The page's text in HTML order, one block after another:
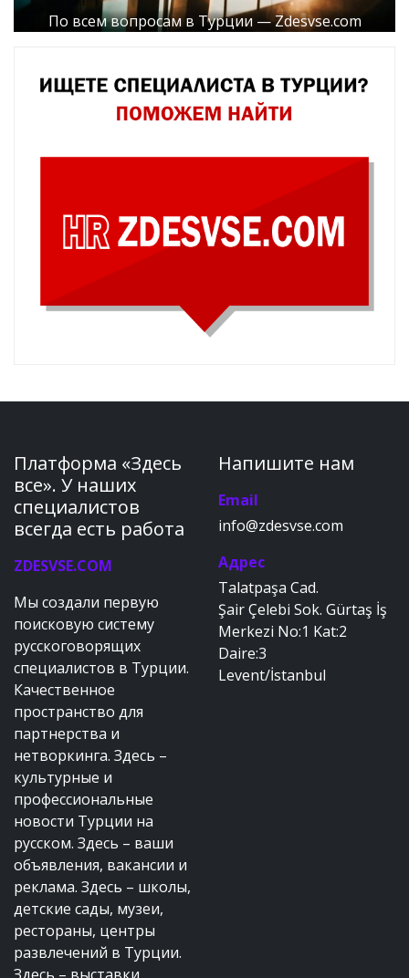
По всем вопросам в Турции — Zdesvse.com
Платформа «Здесь
все». У наших
специалистов
всегда есть работа
ZDESVSE.COM
Мы создали первую
поисковую систему
русскоговорящих
специалистов в Турции.
Качественное
пространство для
партнерства и
нетворкинга. Здесь –
культурные и
профессиональные
новости Турции на
русском. Здесь – ваши
объявления, вакансии и
реклама. Здесь – школы,
детские сады, музеи,
рестораны, центры
развлечений в Турции.
Напишите нам
Email
info@zdesvse.com
Адрес
Talatpaşa Cad.
Şair Çelebi Sok. Gürtaş İş
Merkezi No:1 Kat:2
Daire:3
Levent/İstanbul